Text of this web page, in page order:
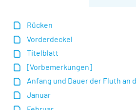
Rücken
Vorderdeckel
Titelblatt
[Vorbemerkungen]
Anfang und Dauer der Fluth an
Januar